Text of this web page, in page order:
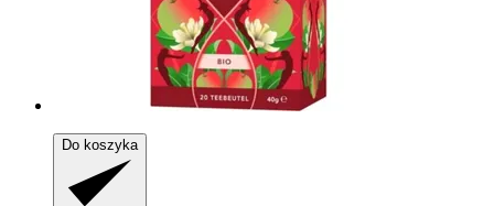
Do koszyka